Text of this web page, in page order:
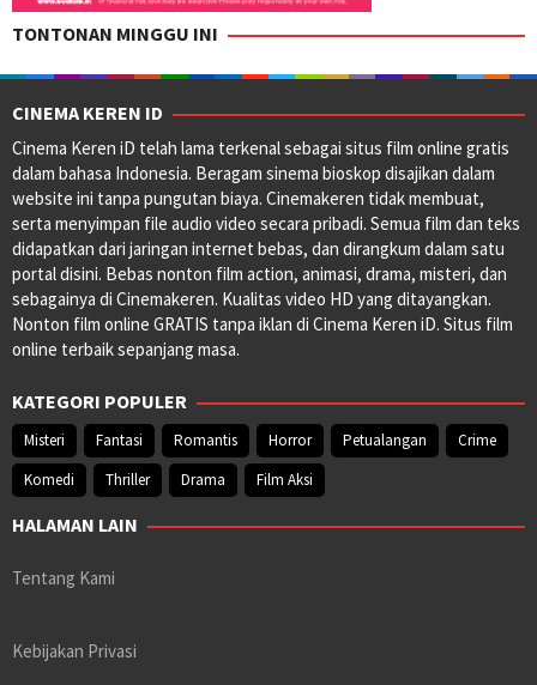
TONTONAN MINGGU INI
CINEMA KEREN ID
Cinema Keren iD telah lama terkenal sebagai situs film online gratis
dalam bahasa Indonesia. Beragam sinema bioskop disajikan dalam
website ini tanpa pungutan biaya. Cinemakeren tidak membuat,
serta menyimpan file audio video secara pribadi. Semua film dan teks
didapatkan dari jaringan internet bebas, dan dirangkum dalam satu
portal disini. Bebas nonton film action, animasi, drama, misteri, dan
sebagainya di Cinemakeren. Kualitas video HD yang ditayangkan.
Nonton film online GRATIS tanpa iklan di Cinema Keren iD. Situs film
online terbaik sepanjang masa.
KATEGORI POPULER
Misteri Fantasi Romantis Horror Petualangan
Crime
Komedi
Thriller Drama Film Aksi
HALAMAN LAIN
Tentang Kami
Kebijakan Privasi